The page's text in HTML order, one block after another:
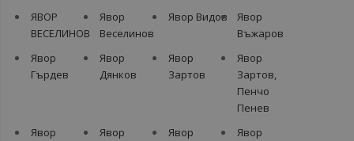
ЯВОР
ВЕСЕЛИНОВ
Явор
Веселинов
Явор Видов
Явор
Въжаров
Явор
Гърдев
Явор
Дянков
Явор
Зартов
Явор
Зартов,
Пенчо
Пенев
Явор
Явор
Явор
Явор